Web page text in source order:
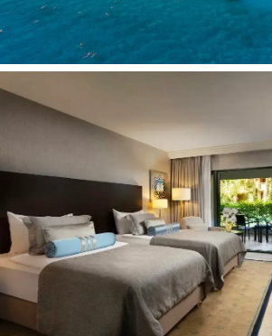
Diskoteka
Teniso kortas
Aerobika
Treniruoklių salė
Krepšinis
Joga (įsk. gongo terapija, joga)
Teniso inventorius
Teniso korto apšvietimas
Teniso pamokos
Masažas
Biliardas
Motorinės vandens sporto priemonės
Nardymo pamokos